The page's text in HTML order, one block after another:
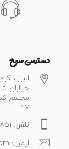
دسترسی سریع
البرز ،
خیابان
27
تلفن: 09133087851 - 02634231824
ایمیل: info@middasgallery.com